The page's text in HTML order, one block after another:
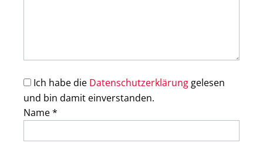
Ich habe die Datenschutzerklärung gelesen
und bin damit einverstanden.
Name*